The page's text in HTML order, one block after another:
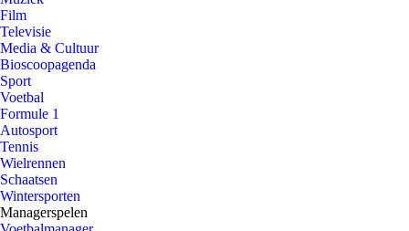
Film
Televisie
Media & Cultuur
Bioscoopagenda
Sport
Voetbal
Formule 1
Autosport
Tennis
Wielrennen
Schaatsen
Wintersporten
Managerspelen